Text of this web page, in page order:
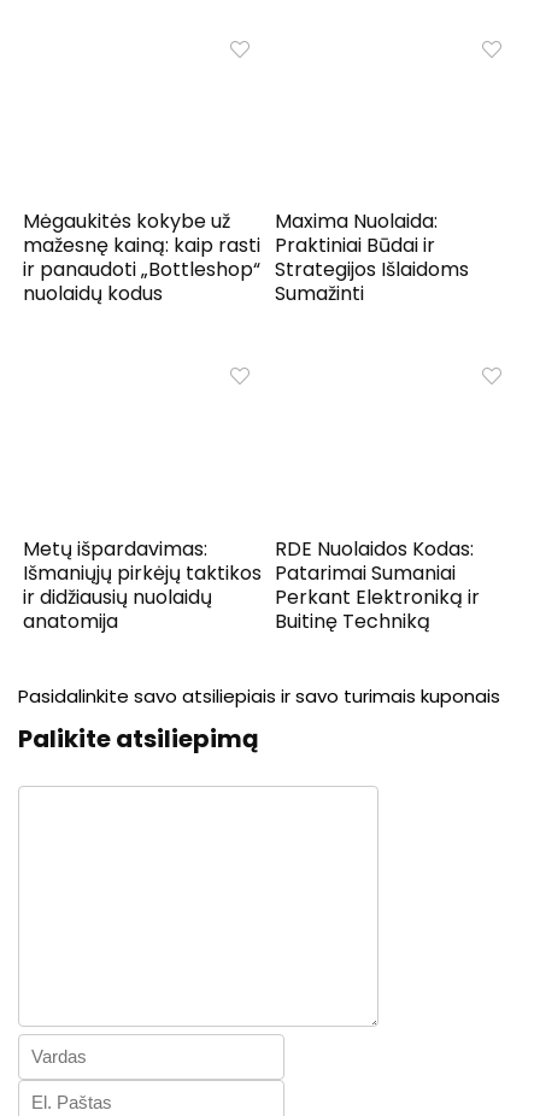
Mėgaukitės kokybe už
mažesnę kainą: kaip rasti
ir panaudoti „Bottleshop“
nuolaidų kodus
Maxima Nuolaida:
Praktiniai Būdai ir
Strategijos Išlaidoms
Sumažinti
Metų išpardavimas:
Išmaniųjų pirkėjų taktikos
ir didžiausių nuolaidų
anatomija
RDE Nuolaidos Kodas:
Patarimai Sumaniai
Perkant Elektroniką ir
Buitinę Techniką
Pasidalinkite savo atsiliepiais ir savo turimais kuponais
Palikite atsiliepimą